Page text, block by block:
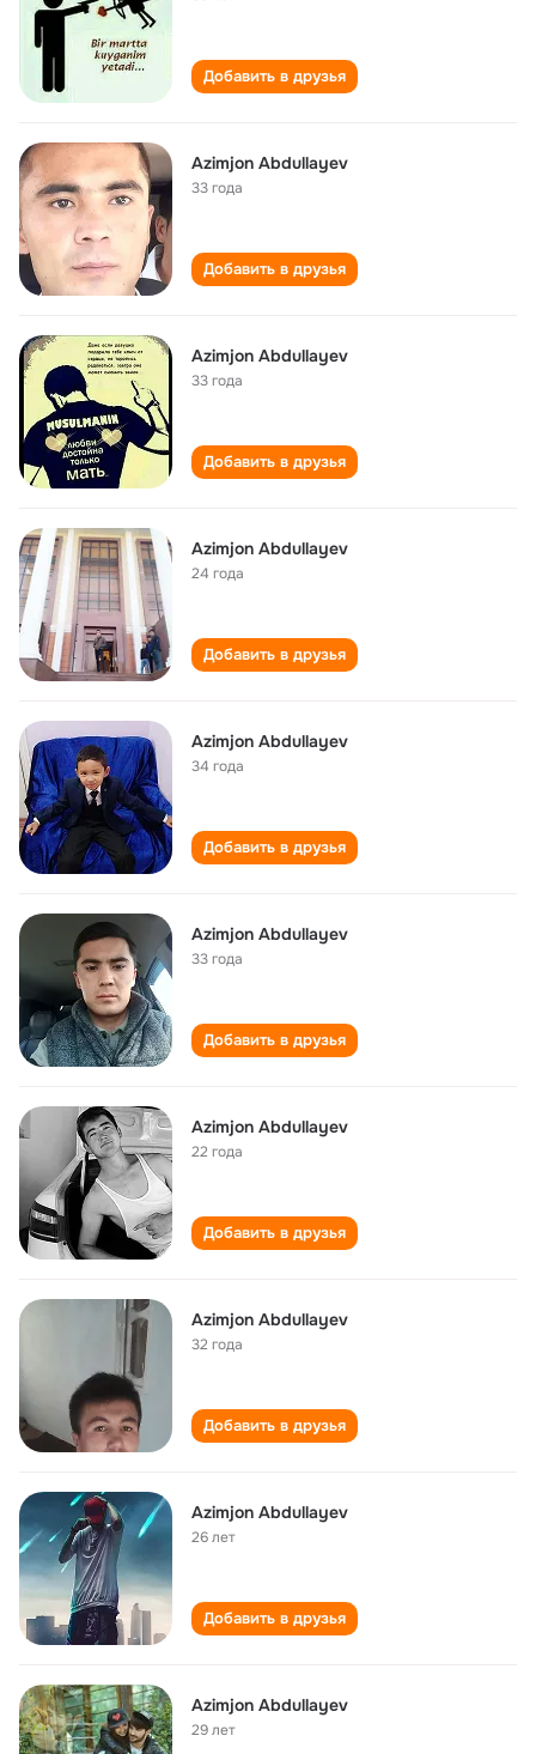
Добавить в друзья
Azimjon Abdullayev
33 года
Добавить в друзья
Azimjon Abdullayev
33 года
Добавить в друзья
Azimjon Abdullayev
24 года
Добавить в друзья
Azimjon Abdullayev
34 года
Добавить в друзья
Azimjon Abdullayev
33 года
Добавить в друзья
Azimjon Abdullayev
22 года
Добавить в друзья
Azimjon Abdullayev
32 года
Добавить в друзья
Azimjon Abdullayev
26 лет
Добавить в друзья
Azimjon Abdullayev
29 лет